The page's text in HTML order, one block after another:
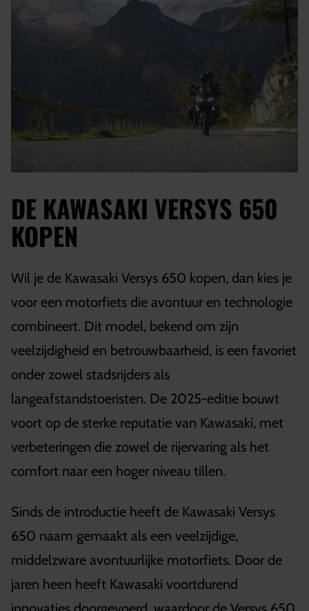
DE KAWASAKI VERSYS 650
KOPEN
Wil je de Kawasaki Versys 650 kopen, dan kies je
voor een motorfiets die avontuur en technologie
combineert. Dit model, bekend om zijn
veelzijdigheid en betrouwbaarheid, is een favoriet
onder zowel stadsrijders als
langeafstandstoeristen. De 2025-editie bouwt
voort op de sterke reputatie van Kawasaki, met
verbeteringen die zowel de rijervaring als het
comfort naar een hoger niveau tillen.
Sinds de introductie heeft de Kawasaki Versys
650 naam gemaakt als een veelzijdige,
middelzware avontuurlijke motorfiets. Door de
jaren heen heeft Kawasaki voortdurend